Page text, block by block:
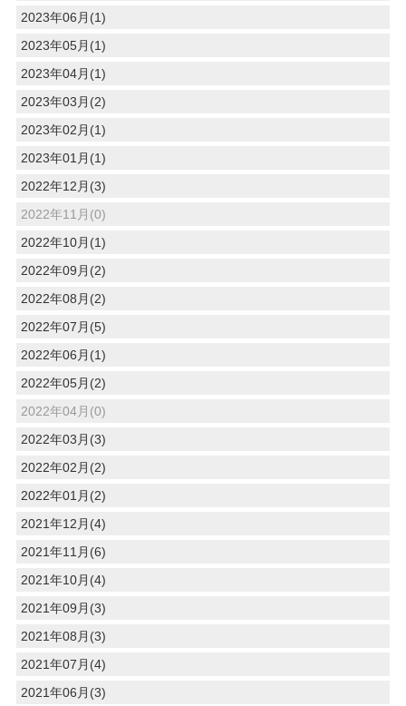
2023年06月(1)
2023年05月(1)
2023年04月(1)
2023年03月(2)
2023年02月(1)
2023年01月(1)
2022年12月(3)
2022年11月(0)
2022年10月(1)
2022年09月(2)
2022年08月(2)
2022年07月(5)
2022年06月(1)
2022年05月(2)
2022年04月(0)
2022年03月(3)
2022年02月(2)
2022年01月(2)
2021年12月(4)
2021年11月(6)
2021年10月(4)
2021年09月(3)
2021年08月(3)
2021年07月(4)
2021年06月(3)